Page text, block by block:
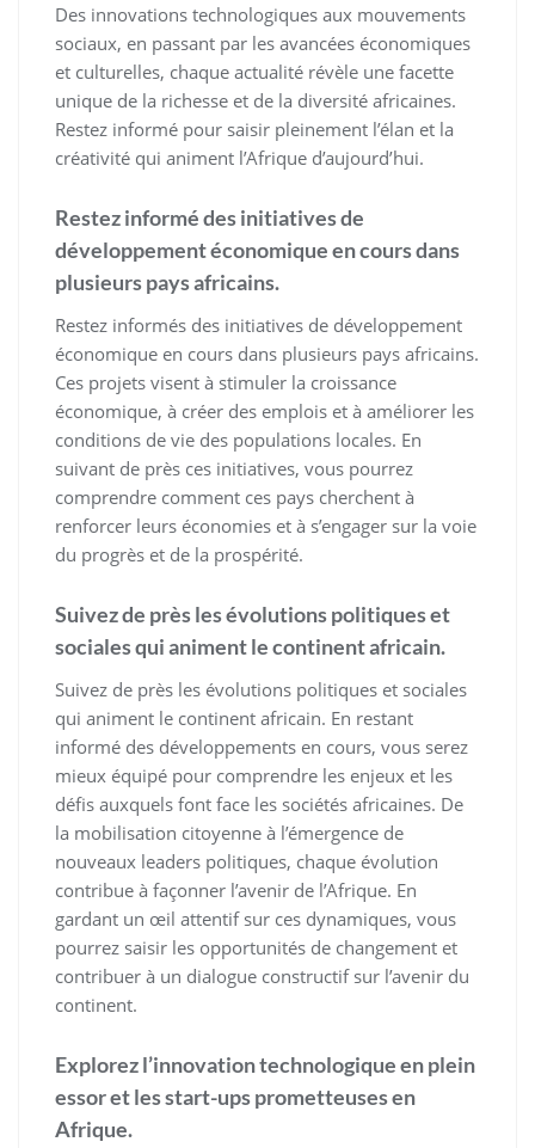
Des innovations technologiques aux mouvements
sociaux, en passant par les avancées économiques
et culturelles, chaque actualité révèle une facette
unique de la richesse et de la diversité africaines.
Restez informé pour saisir pleinement l’élan et la
créativité qui animent l’Afrique d’aujourd’hui.
Restez informé des initiatives de
développement économique en cours dans
plusieurs pays africains.
Restez informés des initiatives de développement
économique en cours dans plusieurs pays africains.
Ces projets visent à stimuler la croissance
économique, à créer des emplois et à améliorer les
conditions de vie des populations locales. En
suivant de près ces initiatives, vous pourrez
comprendre comment ces pays cherchent à
renforcer leurs économies et à s’engager sur la voie
du progrès et de la prospérité.
Suivez de près les évolutions politiques et
sociales qui animent le continent africain.
Suivez de près les évolutions politiques et sociales
qui animent le continent africain. En restant
informé des développements en cours, vous serez
mieux équipé pour comprendre les enjeux et les
défis auxquels font face les sociétés africaines. De
la mobilisation citoyenne à l’émergence de
nouveaux leaders politiques, chaque évolution
contribue à façonner l’avenir de l’Afrique. En
gardant un œil attentif sur ces dynamiques, vous
pourrez saisir les opportunités de changement et
contribuer à un dialogue constructif sur l’avenir du
continent.
Explorez l’innovation technologique en plein
essor et les start-ups prometteuses en
Afrique.